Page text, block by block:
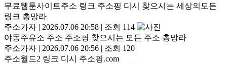
무료웹툰사이트주소 링크 주소핑 디시 찾으시는 세상의모든
링크 총망라
주소가자 | 2026.07.06 20:58 | 조회 114
야동주유소 주소 주소핑 찾으시는 모든 주소 총망라
주소가자 | 2026.07.06 20:56 | 조회 120
주소월드2 링크 디시 주소핑.com